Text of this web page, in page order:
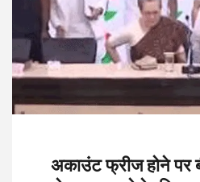
अकाउंट फ्रीज होने पर